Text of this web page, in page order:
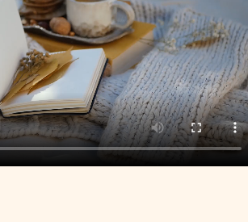
レンドカットとは？
スタイルを体験するメリット
を取り入れたカットの提案
が選ぶ、注目のトレンドカット
味わえないカットスタイルの魅力
取りするカットで新しい自分に